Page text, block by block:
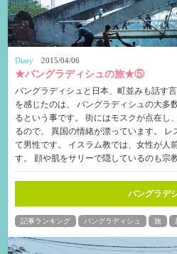
Diary 2015/04/06
★バングラディシュの旅★⑤
バングラディシュと日本、町並みも話す
を感じたのは、 バングラディシュの大多
るという事です。 街にはモスクが点在し
るので、 異国の情緒が漂っています。
て男性です。 イスラム教では、女性が人
す。 顔や肌をサリーで隠しているのも宗
バングラデ
記事ランキング バングラディシュ 旅